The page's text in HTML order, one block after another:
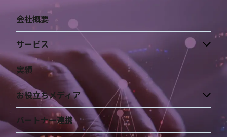
会社概要
サービス
実績
お役立ちメディア
パートナー連携